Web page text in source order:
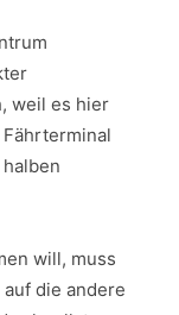
weil es hier
will, muss
die andere